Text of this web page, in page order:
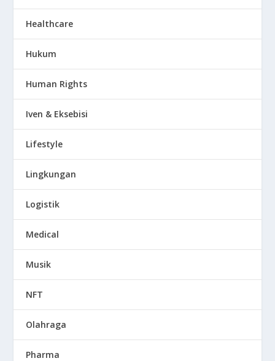
Healthcare
Hukum
Human Rights
Iven & Eksebisi
Lifestyle
Lingkungan
Logistik
Medical
Musik
NFT
Olahraga
Pharma